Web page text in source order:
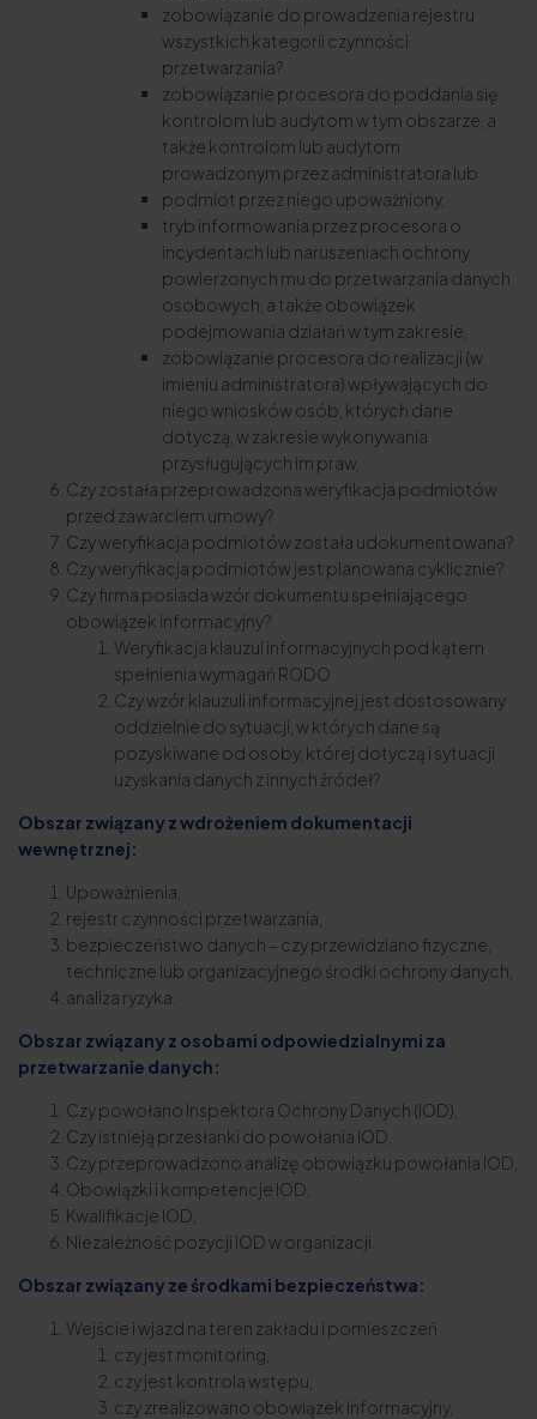
zobowiązanie do prowadzenia rejestru
wszystkich kategorii czynności
przetwarzania?
zobowiązanie procesora do poddania się
kontrolom lub audytom w tym obszarze, a
także kontrolom lub audytom
prowadzonym przez administratora lub
podmiot przez niego upoważniony,
tryb informowania przez procesora o
incydentach lub naruszeniach ochrony
powierzonych mu do przetwarzania danych
osobowych, a także obowiązek
podejmowania działań w tym zakresie,
zobowiązanie procesora do realizacji (w
imieniu administratora) wpływających do
niego wniosków osób, których dane
dotyczą, w zakresie wykonywania
przysługujących im praw,
Czy została przeprowadzona weryfikacja podmiotów
przed zawarciem umowy?
Czy weryfikacja podmiotów została udokumentowana?
Czy weryfikacja podmiotów jest planowana cyklicznie?
Czy firma posiada wzór dokumentu spełniającego
obowiązek informacyjny?
Weryfikacja klauzul informacyjnych pod kątem
spełnienia wymagań RODO
Czy wzór klauzuli informacyjnej jest dostosowany
oddzielnie do sytuacji, w których dane są
pozyskiwane od osoby, której dotyczą i sytuacji
uzyskania danych z innych źródeł?
Obszar związany z wdrożeniem dokumentacji
wewnętrznej:
Upoważnienia,
rejestr czynności przetwarzania,
bezpieczeństwo danych – czy przewidziano fizyczne,
techniczne lub organizacyjnego środki ochrony danych,
analiza ryzyka.
Obszar związany z osobami odpowiedzialnymi za
przetwarzanie danych:
Czy powołano Inspektora Ochrony Danych (IOD),
Czy istnieją przesłanki do powołania IOD,
Czy przeprowadzono analizę obowiązku powołania IOD,
Obowiązki i kompetencje IOD,
Kwalifikacje IOD,
Niezależność pozycji IOD w organizacji.
Obszar związany ze środkami bezpieczeństwa:
Wejście i wjazd na teren zakładu i pomieszczeń
czy jest monitoring,
czy jest kontrola wstępu,
czy zrealizowano obowiązek informacyjny,